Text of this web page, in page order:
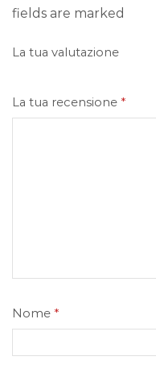
fields are marked
La tua valutazione
La tua recensione *
Nome *